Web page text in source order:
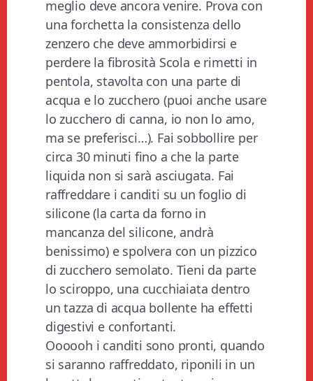
meglio deve ancora venire. Prova con
una forchetta la consistenza dello
zenzero che deve ammorbidirsi e
perdere la fibrosità Scola e rimetti in
pentola, stavolta con una parte di
acqua e lo zucchero (puoi anche usare
lo zucchero di canna, io non lo amo,
ma se preferisci…). Fai sobbollire per
circa 30 minuti fino a che la parte
liquida non si sarà asciugata. Fai
raffreddare i canditi su un foglio di
silicone (la carta da forno in
mancanza del silicone, andrà
benissimo) e spolvera con un pizzico
di zucchero semolato. Tieni da parte
lo sciroppo, una cucchiaiata dentro
un tazza di acqua bollente ha effetti
digestivi e confortanti.
Oooooh i canditi sono pronti, quando
si saranno raffreddato, riponili in un